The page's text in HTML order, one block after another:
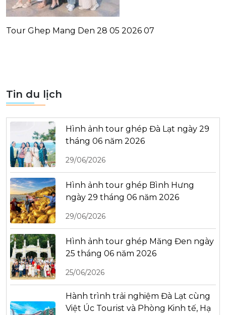
Tour Ghep Mang Den 28 05 2026 07
Tin du lịch
Hình ảnh tour ghép Đà Lạt ngày 29
tháng 06 năm 2026
29/06/2026
Hình ảnh tour ghép Bình Hưng
ngày 29 tháng 06 năm 2026
29/06/2026
Hình ảnh tour ghép Măng Đen ngày
25 tháng 06 năm 2026
25/06/2026
Hành trình trải nghiệm Đà Lạt cùng
Việt Úc Tourist và Phòng Kinh tế, Hạ